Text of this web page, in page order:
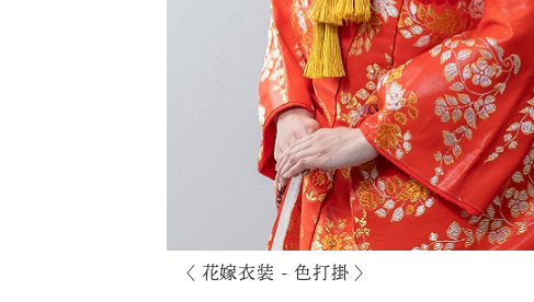
〈 花嫁衣装 - 色打掛 〉